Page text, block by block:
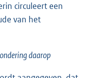
circuleert een
van het
daarop